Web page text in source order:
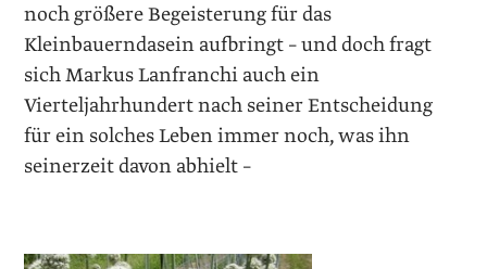
noch größere Begeisterung für das
Kleinbauerndasein aufbringt – und doch fragt
sich Markus Lanfranchi auch ein
Vierteljahrhundert nach seiner Entscheidung
für ein solches Leben immer noch, was ihn
seinerzeit davon abhielt –